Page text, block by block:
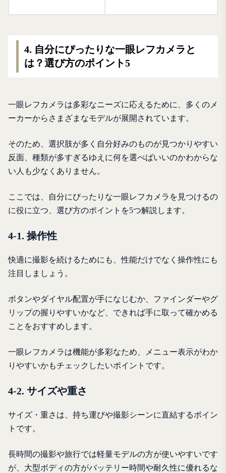
4. 自分にぴったりな一眼レフカメラと
は？選び方のポイント5
一眼レフカメラは多彩なニーズに応えるために、多くのメ
ーカーからさまざまなモデルが展開されています。
そのため、選択肢が多く自分好みのものが見つかりやすい
反面、種類が多すぎるゆえに何を選べばいいのかわからな
い人も少なくありません。
ここでは、自分にぴったりな一眼レフカメラを見つけるの
に役に立つ、選び方のポイントを5つ解説します。
4-1. 操作性
快適に撮影を続けるためにも、性能だけでなく操作性にも
注目しましょう。
ボタンやダイヤル配置が手になじむか、ファインダーやグ
リップの握りやすいかなど、できれば手に取って確かめる
ことをおすすめします。
一眼レフカメラは機能が多彩なため、メニュー表示がわか
りやすいかもチェックしたいポイントです。
4-2. サイズや重さ
サイズ・重さは、持ち運びや撮影シーンに直結するポイン
トです。
長時間の撮影や旅行では軽量モデルの方が使いやすいです
が、大型ボディの方がバッテリー時間や耐久性に優れるな